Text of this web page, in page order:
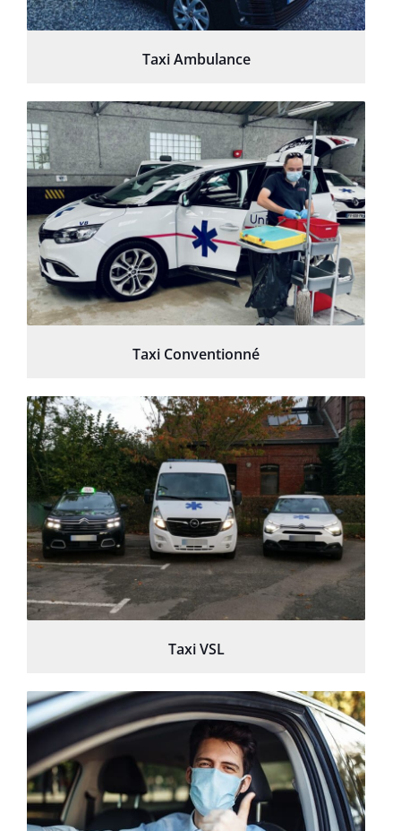
Taxi Ambulance
Taxi Conventionné
Taxi VSL